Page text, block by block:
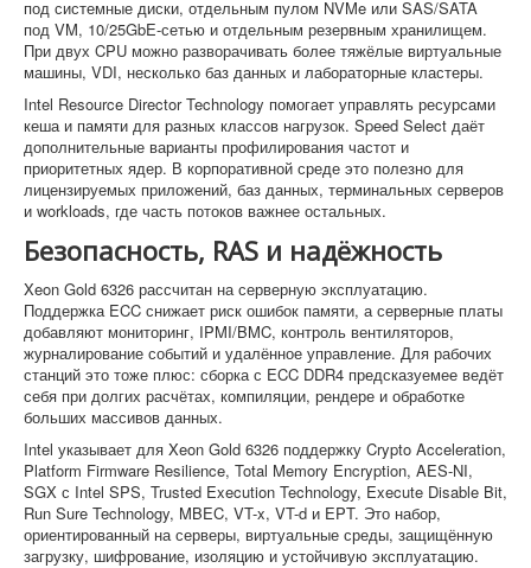
под системные диски, отдельным пулом NVMe или SAS/SATA
под VM, 10/25GbE-сетью и отдельным резервным хранилищем.
При двух CPU можно разворачивать более тяжёлые виртуальные
машины, VDI, несколько баз данных и лабораторные кластеры.
Intel Resource Director Technology помогает управлять ресурсами
кеша и памяти для разных классов нагрузок. Speed Select даёт
дополнительные варианты профилирования частот и
приоритетных ядер. В корпоративной среде это полезно для
лицензируемых приложений, баз данных, терминальных серверов
и workloads, где часть потоков важнее остальных.
Безопасность, RAS и надёжность
Xeon Gold 6326 рассчитан на серверную эксплуатацию.
Поддержка ECC снижает риск ошибок памяти, а серверные платы
добавляют мониторинг, IPMI/BMC, контроль вентиляторов,
журналирование событий и удалённое управление. Для рабочих
станций это тоже плюс: сборка с ECC DDR4 предсказуемее ведёт
себя при долгих расчётах, компиляции, рендере и обработке
больших массивов данных.
Intel указывает для Xeon Gold 6326 поддержку Crypto Acceleration,
Platform Firmware Resilience, Total Memory Encryption, AES-NI,
SGX с Intel SPS, Trusted Execution Technology, Execute Disable Bit,
Run Sure Technology, MBEC, VT-x, VT-d и EPT. Это набор,
ориентированный на серверы, виртуальные среды, защищённую
загрузку, шифрование, изоляцию и устойчивую эксплуатацию.